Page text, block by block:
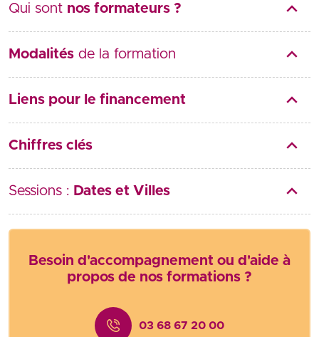
Qui sont nos formateurs ?
Modalités de la formation
Liens pour le financement
Chiffres clés
Sessions : Dates et Villes
Besoin d'accompagnement ou d'aide à
propos de nos formations ?
03 68 67 20 00